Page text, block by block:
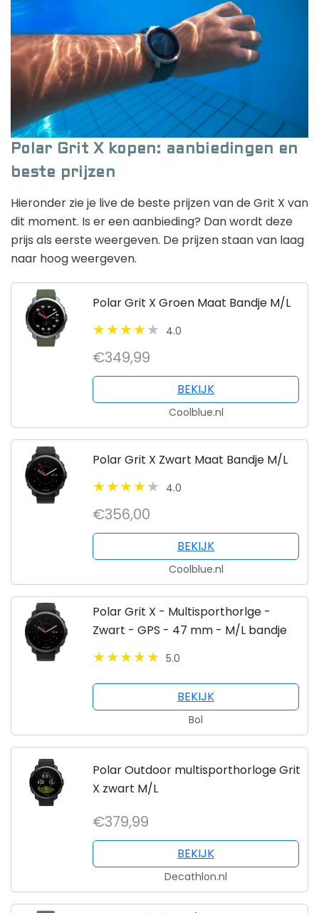
Polar Grit X kopen: aanbiedingen en
beste prijzen
Hieronder zie je live de beste prijzen van de Grit X van
dit moment. Is er een aanbieding? Dan wordt deze
prijs als eerste weergeven. De prijzen staan van laag
naar hoog weergeven.
Polar Grit X Groen Maat Bandje M/L
4.0
€349,99
BEKIJK
Coolblue.nl
Polar Grit X Zwart Maat Bandje M/L
4.0
€356,00
BEKIJK
Coolblue.nl
Polar Grit X - Multisporthorlge -
Zwart - GPS - 47 mm - M/L bandje
5.0
BEKIJK
Bol
Polar Outdoor multisporthorloge Grit
X zwart M/L
€379,99
BEKIJK
Decathlon.nl